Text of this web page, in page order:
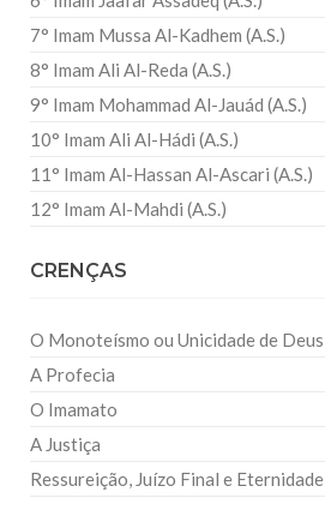
7° Imam Mussa Al-Kadhem (A.S.)
8° Imam Ali Al-Reda (A.S.)
9° Imam Mohammad Al-Jauád (A.S.)
10° Imam Ali Al-Hádi (A.S.)
11° Imam Al-Hassan Al-Ascari (A.S.)
12° Imam Al-Mahdi (A.S.)
CRENÇAS
O Monoteísmo ou Unicidade de Deus
A Profecia
O Imamato
A Justiça
Ressureição, Juízo Final e Eternidade